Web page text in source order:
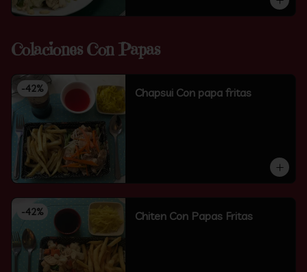
Colaciones Con Papas
-42% Chapsui Con papa fritas
-42% Chiten Con Papas Fritas